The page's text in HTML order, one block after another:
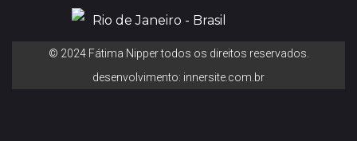
Rio de Janeiro - Brasil
© 2024 Fátima Nipper todos os direitos reservados.
desenvolvimento: innersite.com.br